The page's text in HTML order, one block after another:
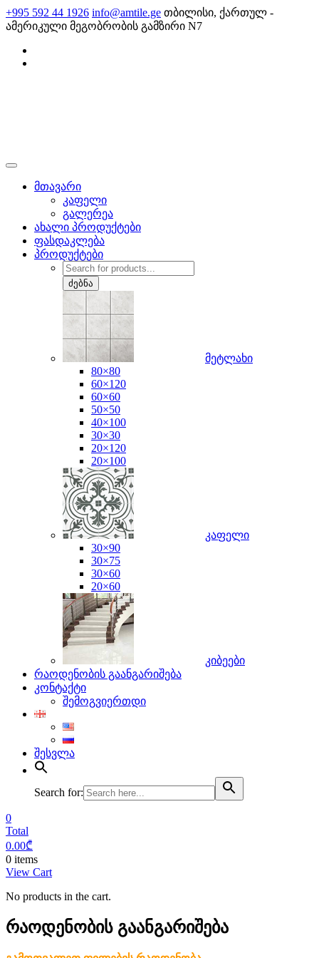
Skip
to
content
+995 592 44 1926 info@amtile.ge თბილისი, ქართულ -
ამერიკული მეგობრობის გამზირი N7
მთავარი
კაფელი
გალერეა
ახალი პროდუქტები
ფასდაკლება
პროდუქტები
Products
search
ძებნა
მეტლახი
80×80
60×120
60×60
50×50
40×100
30×30
20×120
20×100
კაფელი
30×90
30×75
30×60
20×60
კიბეები
რაოდენობის გაანგარიშება
კონტაქტი
შემოგვიერთდი
შესვლა
Search for:
0
Total
0.00₾
0 items
View Cart
No products in the cart.
რაოდენობის გაანგარიშება